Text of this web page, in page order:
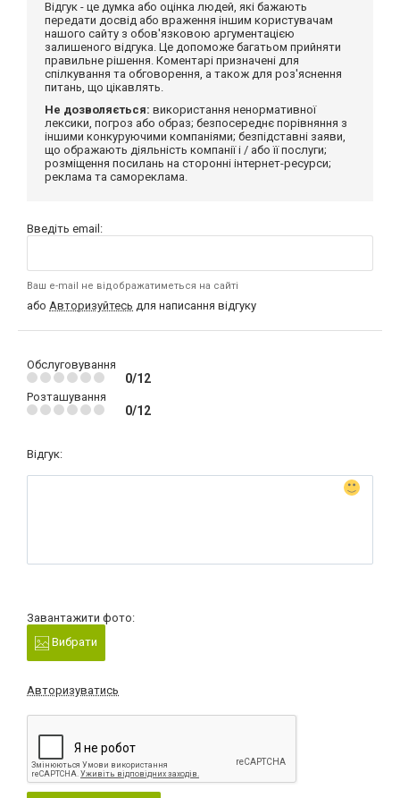
Відгук - це думка або оцінка людей, які бажають
передати досвід або враження іншим користувачам
нашого сайту з обов'язковою аргументацією
залишеного відгука. Це допоможе багатьом прийняти
правильне рішення. Коментарі призначені для
спілкування та обговорення, а також для роз'яснення
питань, що цікавлять.
Не дозволяється: використання ненормативної
лексики, погроз або образ; безпосереднє порівняння з
іншими конкуруючими компаніями; безпідставні заяви,
що ображають діяльність компанії і / або її послуги;
розміщення посилань на сторонні інтернет-ресурси;
реклама та самореклама.
Введіть email:
Ваш e-mail не відображатиметься на сайті
або Авторизуйтесь для написання відгуку
Обслуговування
0/12
Розташування
0/12
Відгук:
Завантажити фото:
Вибрати
Авторизуватись